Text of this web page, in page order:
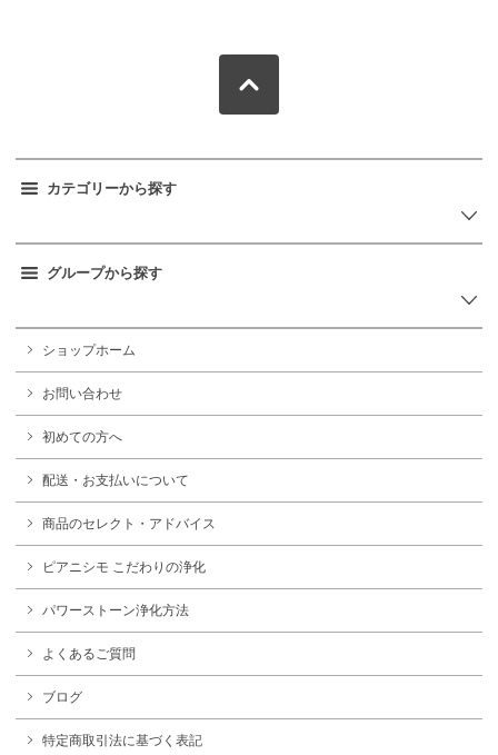
カテゴリーから探す
グループから探す
ショップホーム
お問い合わせ
初めての方へ
配送・お支払いについて
商品のセレクト・アドバイス
ピアニシモ こだわりの浄化
パワーストーン浄化方法
よくあるご質問
ブログ
特定商取引法に基づく表記